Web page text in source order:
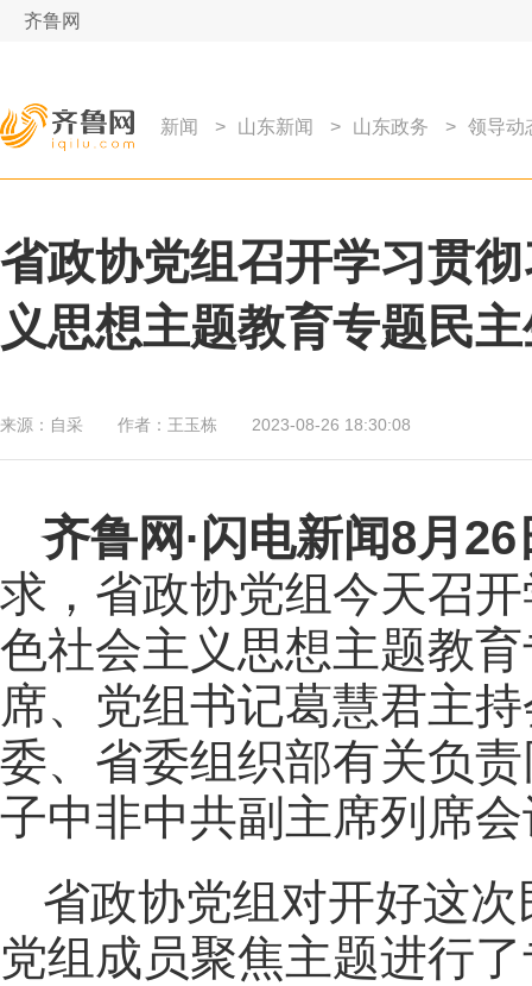
齐鲁网
新闻 > 山东新闻 > 山东政务 > 领导动
省政协党组召开学习贯
义思想主题教育专题民
来源： 自采 作者： 王玉栋 2023-08-26 18:30:08
齐鲁网 ·闪电新闻8月26
求，省政协党组今天召
色社会主义思想主题教
席、党组书记葛慧君主
委、省委组织部有关负
子中非中共副主席列席
省政协党组对开好这
党组成员聚焦主题进行